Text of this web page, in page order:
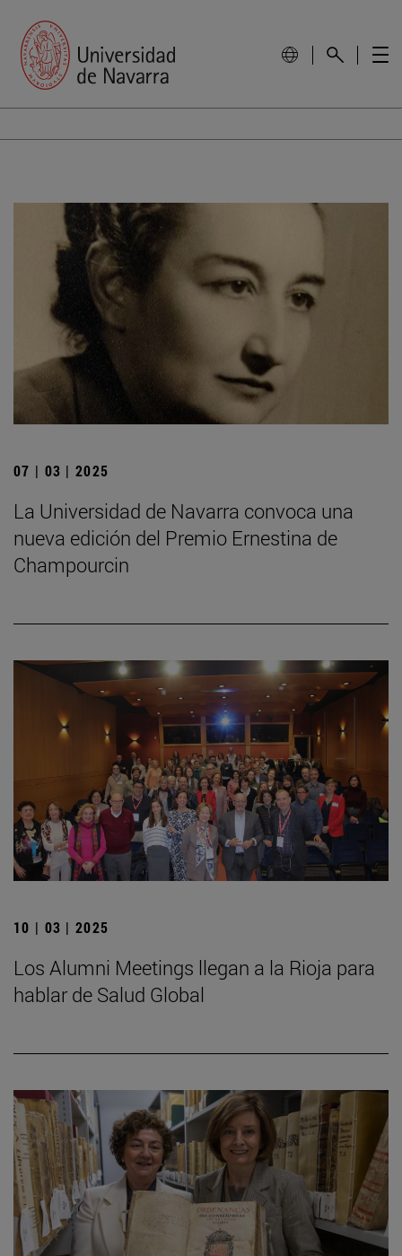
07 | 03 | 2025
La Universidad de Navarra convoca una
nueva edición del Premio Ernestina de
Champourcin
10 | 03 | 2025
Los Alumni Meetings llegan a la Rioja para
hablar de Salud Global